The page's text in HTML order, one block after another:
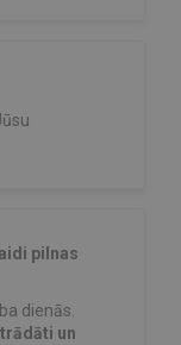
pilnas
dienās.
un